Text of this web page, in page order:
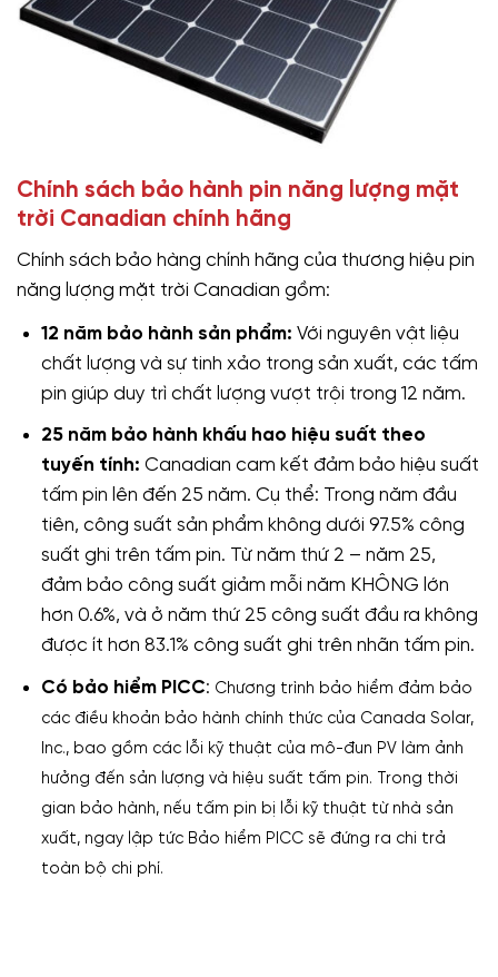
Chính sách bảo hành pin năng lượng mặt
trời Canadian chính hãng
Chính sách bảo hàng chính hãng của thương hiệu pin
năng lượng mặt trời Canadian gồm:
12 năm bảo hành sản phẩm:Với nguyên vật liệu
chất lượng và sự tinh xảo trong sản xuất, các tấm
pin giúp duy trì chất lượng vượt trội trong 12 năm.
25 năm bảo hành khấu hao hiệu suất theo
tuyến tính: Canadian cam kết đảm bảo hiệu suất
tấm pin lên đến 25 năm. Cụ thể: Trong năm đầu
tiên, công suất sản phẩm không dưới 97.5% công
suất ghi trên tấm pin. Từ năm thứ 2 – năm 25,
đảm bảo công suất giảm mỗi năm KHÔNG lớn
hơn 0.6%, và ở năm thứ 25 công suất đầu ra không
được ít hơn 83.1% công suất ghi trên nhãn tấm pin.
Có bảo hiểm PICC: Chương trình bảo hiểm đảm bảo
các điều khoản bảo hành chính thức của Canada Solar,
Inc., bao gồm các lỗi kỹ thuật của mô-đun PV làm ảnh
hưởng đến sản lượng và hiệu suất tấm pin. Trong thời
gian bảo hành, nếu tấm pin bị lỗi kỹ thuật từ nhà sản
xuất, ngay lập tức Bảo hiểm PICC sẽ đứng ra chi trả
toàn bộ chi phí.